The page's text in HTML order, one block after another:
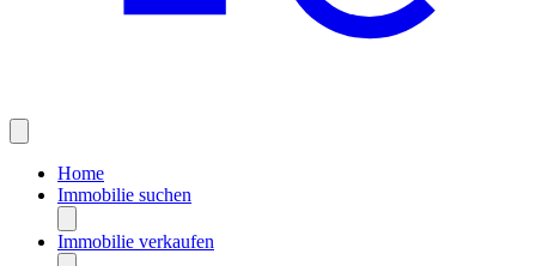
Home
Immobilie suchen
Immobilie verkaufen